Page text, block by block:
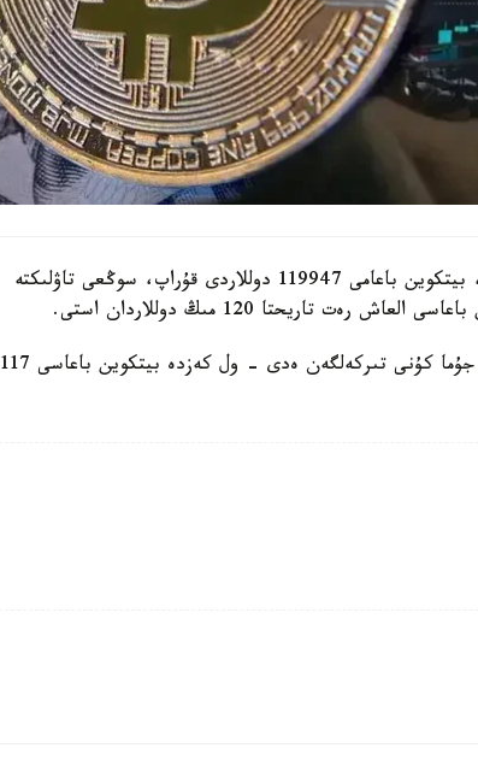
استانا ۋاقىتىمەن ساعات 8:30 داعى مالىمەت بويىنشا، بيتكوين باعامى 119947 دوللاردى قۇراپ، سوڭعى تاۋلىكتە
ەسكە سالايىق، بۇعان دەيىنگى رەكورد 10-شىلدە، جۇما كۇنى تىركەلگەن ەدى - ول كەزدە بيتكوين باعاسى 117